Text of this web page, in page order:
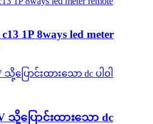
1P 8ways led meter
သို့ပြောင်းထားသော dc